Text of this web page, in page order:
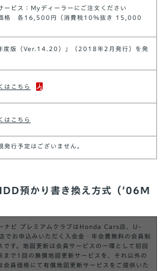
ービス：Myディーラーにご注文ください
格 各16,500円（消費税10％抜き 15,000
度版（Ver.14.20）」（2018年2月発行）を発
はこちら
はこちら
発行予定はございません。
預かり書き換え方式（’06M
ナビ プレミアムクラブはHonda Cars店、U-
でお申込みいただく入会金・年会費無料の会員制
です。地図更新は会員サービスの一環として初回
まで1回の無償地図更新サービスを、それ以外の
会員価格にて有償地図更新サービスをご提供いた